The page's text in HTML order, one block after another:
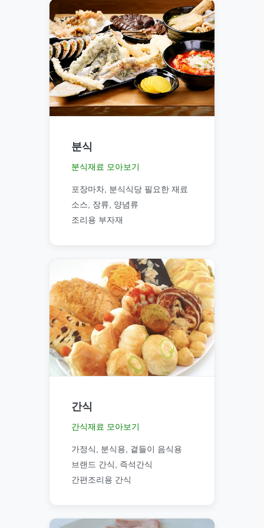
분식
분식재료 모아보기
포장마차, 분식식당 필요한 재료
소스, 장류, 양념류
조리용 부자재
간식
간식재료 모아보기
가정식, 분식용, 곁들이 음식용
브랜드 간식, 즉석간식
간편조리용 간식